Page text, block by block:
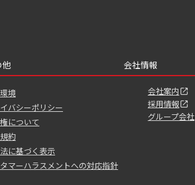
他
境
バシーポリシー
について
約
に基づく表示
マーハラスメントへの対応指針
会社情報
会社案内
採用情報
グループ会社